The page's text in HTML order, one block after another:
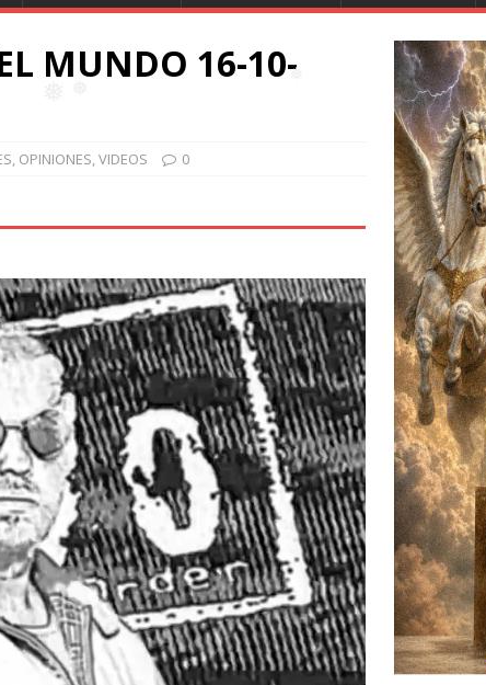
MUNDO 16-10-
, OPINIONES,VIDEOS 0